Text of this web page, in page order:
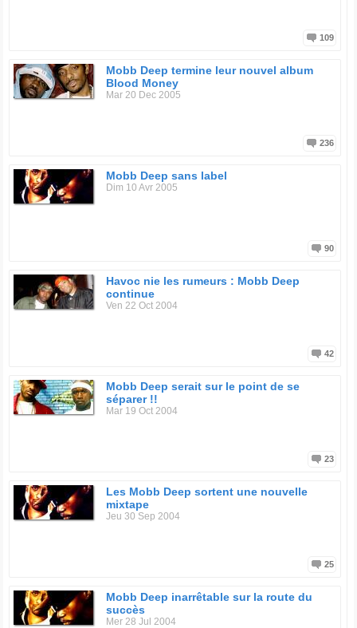
109
Mobb Deep termine leur nouvel album
Blood Money
Mar 20 Dec 2005
236
Mobb Deep sans label
Dim 10 Avr 2005
90
Havoc nie les rumeurs : Mobb Deep
continue
Ven 22 Oct 2004
42
Mobb Deep serait sur le point de se
séparer !!
Mar 19 Oct 2004
23
Les Mobb Deep sortent une nouvelle
mixtape
Jeu 30 Sep 2004
25
Mobb Deep inarrêtable sur la route du
succès
Mer 28 Jul 2004